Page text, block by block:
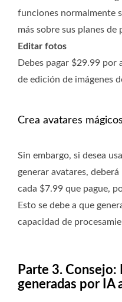
funciones normalmente
más sobre sus planes de
Editar fotos
Debes pagar $29.99
de edición de imágenes
Crea avatares mágicos
Sin embargo, si desea
generar avatares,
cada $7.99 que pague,
Esto se debe a que
capacidad de
Parte 3.
generadas por IA